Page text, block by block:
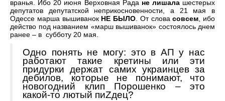
вранья. Ибо 20 июня Верховная Рада не лишалашестерых
депутатов депутатской неприкосновенности, а 21 мая в
Одессе марша вышиванок НЕ БЫЛО. От словасовсем, ибо
действо под названием «марш вышиванок» состоялось днем
ранее – в субботу 20 мая.
Одно понять не могу: это в АП у нас
работают такие кретины или эти
придурки держат самих украинцев за
дебилов, которые не понимают, что
новогодний клип Порошенко – это
какой-то лютый пиZдец?